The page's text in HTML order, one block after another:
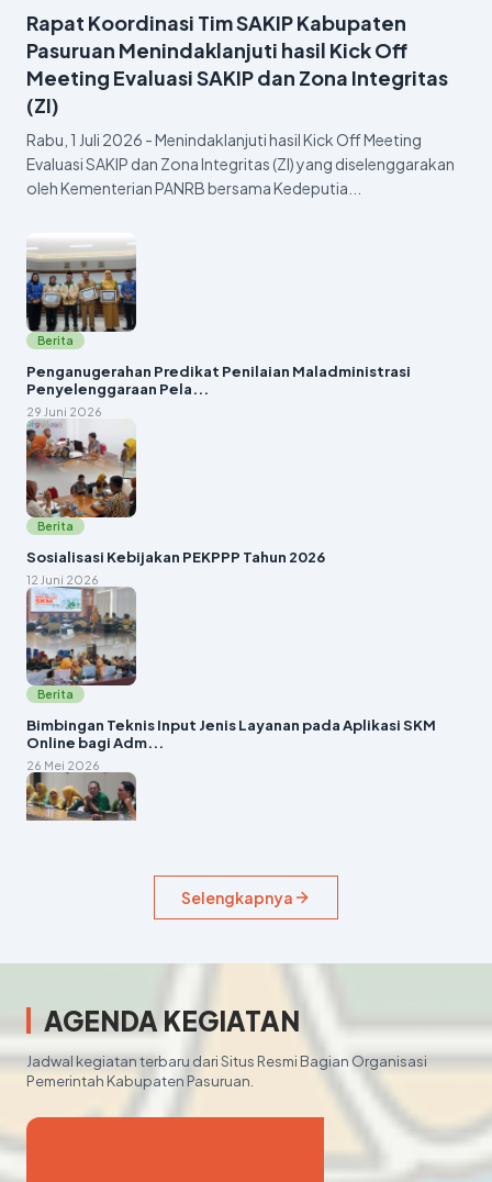
Rapat Koordinasi Tim SAKIP Kabupaten
Pasuruan Menindaklanjuti hasil Kick Off
Meeting Evaluasi SAKIP dan Zona Integritas
(ZI)
Rabu, 1 Juli 2026 - Menindaklanjuti hasil Kick Off Meeting
Evaluasi SAKIP dan Zona Integritas (ZI) yang diselenggarakan
oleh Kementerian PANRB bersama Kedeputia...
Berita
Penganugerahan Predikat Penilaian Maladministrasi
Penyelenggaraan Pela...
29 Juni 2026
Berita
Sosialisasi Kebijakan PEKPPP Tahun 2026
12 Juni 2026
Berita
Bimbingan Teknis Input Jenis Layanan pada Aplikasi SKM
Online bagi Adm...
26 Mei 2026
Rapat Koordinasi Tim SAKIP Kabupaten Pasuruan
Selengkapnya
AGENDA KEGIATAN
Jadwal kegiatan terbaru dari Situs Resmi Bagian Organisasi
Pemerintah Kabupaten Pasuruan.